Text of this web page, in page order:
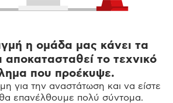
η ομάδα μας κάνει τα
αποκατασταθεί το τεχνικό
που προέκυψε.
για την αναστάτωση και να είστε
θα επανέλθουμε πολύ σύντομα.